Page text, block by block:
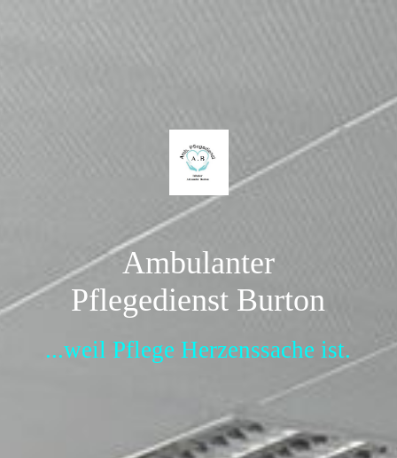
Ambulanter
Pflegedienst Burton
...weil Pflege Herzenssache ist.